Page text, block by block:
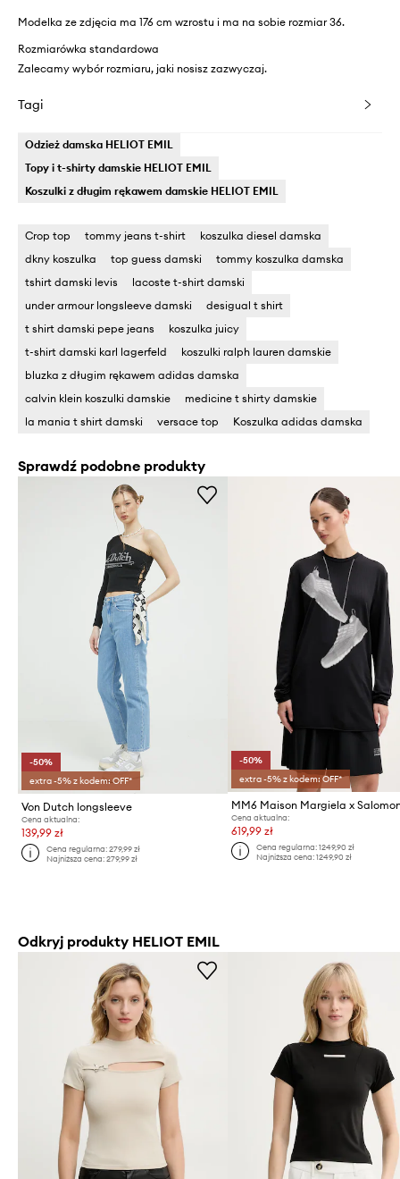
Modelka ze zdjęcia ma 176 cm wzrostu i ma na sobie rozmiar 36.
Rozmiarówka standardowa
Zalecamy wybór rozmiaru, jaki nosisz zazwyczaj.
Tagi
Odzież damska HELIOT EMIL
Topy i t-shirty damskie HELIOT EMIL
Koszulki z długim rękawem damskie HELIOT EMIL
Crop top tommy jeans t-shirt
koszulka diesel damska
dkny koszulka
top guess damski
tommy koszulka damska
tshirt damski levis
lacoste t-shirt damski
under armour longsleeve damski
desigual t shirt
t shirt damski pepe jeans
koszulka juicy
t-shirt damski karl lagerfeld
koszulki ralph lauren damskie
bluzka z długim rękawem adidas damska
calvin klein koszulki damskie
medicine t shirty damskie
la mania t shirt damski
versace top Koszulka adidas damska
Sprawdź podobne produkty
-50%
extra -5% z kodem: OFF*
Von Dutch longsleeve
Cena aktualna:
139,99 zł
Cena regularna:279,99 zł
Najniższa cena:279,99 zł
-50%
extra -5% z kodem: OFF*
Cena aktualna:
619,99 zł
Cena regularna: 1249,90 zł
Najniższa cena: 1249,90 zł
Odkryj produkty HELIOT EMIL